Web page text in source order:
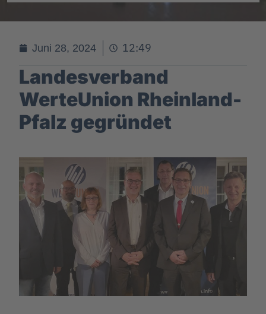
Juni 28, 2024 12:49
Landesverband
WerteUnion Rheinland-
Pfalz gegründet